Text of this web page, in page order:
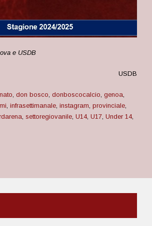
e USDB
USDB
, don bosco, donboscocalcio, genoa,
, infrasettimanale, instagram, provinciale,
, settoregiovanile, U14, U17, Under 14,